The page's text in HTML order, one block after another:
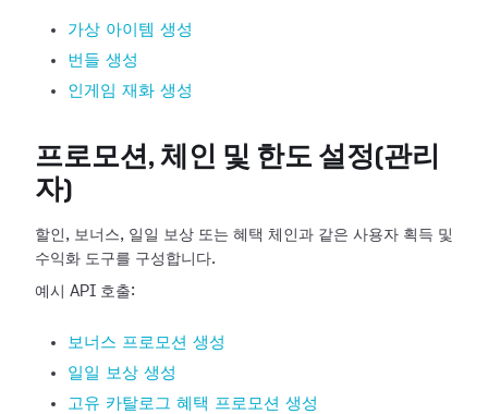
가상 아이템 생성
번들 생성
인게임 재화 생성
프로모션, 체인 및 한도 설정(관리
자)
할인, 보너스, 일일 보상 또는 혜택 체인과 같은 사용자 획득 및
수익화 도구를 구성합니다.
예시 API 호출:
보너스 프로모션 생성
일일 보상 생성
고유 카탈로그 혜택 프로모션 생성